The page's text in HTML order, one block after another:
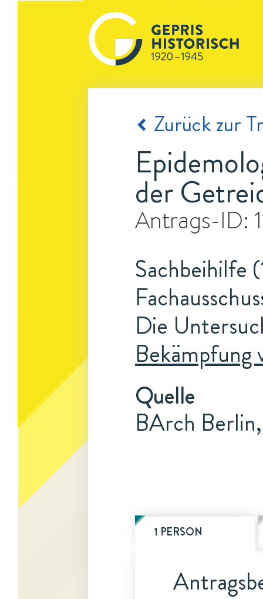
Zurück zur
der
Antrags-ID:
Sachbeihilfe
Die
Bekämpfung
Quelle
BArch
1 PERSON